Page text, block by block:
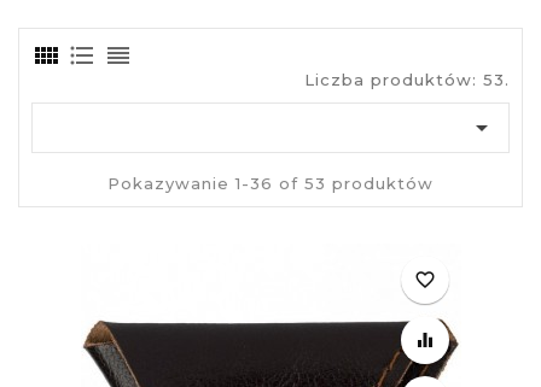
Liczba produktów: 53.

Pokazywanie 1-36 of 53 produktów
favorite_border
equalizer